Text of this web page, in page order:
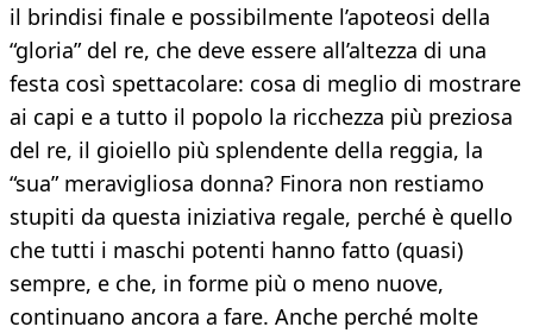
il brindisi finale e possibilmente l’apoteosi della
“gloria” del re, che deve essere all’altezza di una
festa così spettacolare: cosa di meglio di mostrare
ai capi e a tutto il popolo la ricchezza più preziosa
del re, il gioiello più splendente della reggia, la
“sua” meravigliosa donna? Finora non restiamo
stupiti da questa iniziativa regale, perché è quello
che tutti i maschi potenti hanno fatto (quasi)
sempre, e che, in forme più o meno nuove,
continuano ancora a fare. Anche perché molte